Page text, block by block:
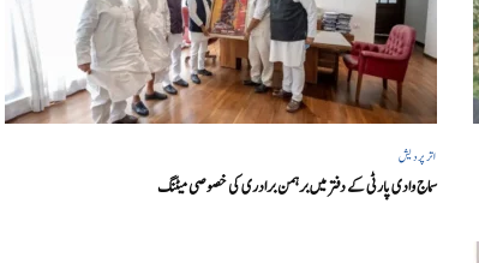
اتر پردیش
سماج وادی پارٹی کے دفتر میں برہمن برادری کی خصوصی میٹنگ